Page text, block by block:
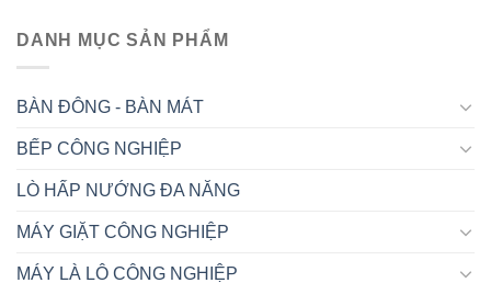
DANH MỤC SẢN PHẨM
BÀN ĐÔNG - BÀN MÁT
BẾP CÔNG NGHIỆP
LÒ HẤP NƯỚNG ĐA NĂNG
MÁY GIẶT CÔNG NGHIỆP
MÁY LÀ LÔ CÔNG NGHIỆP